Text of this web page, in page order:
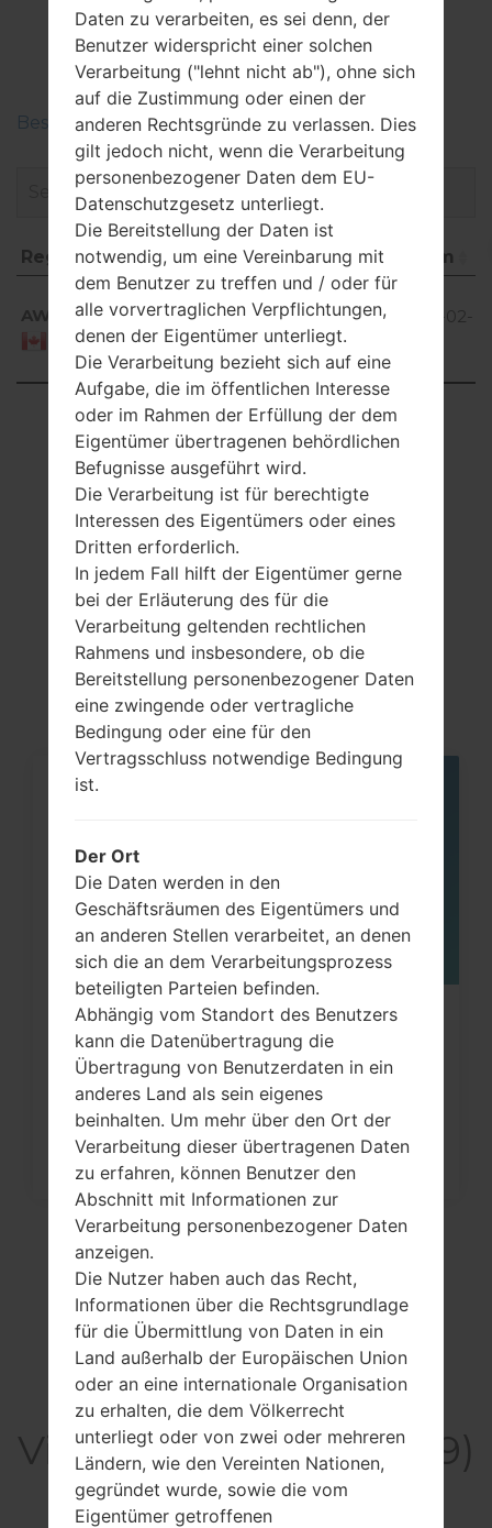
LGP769(LGP769)
akaLG Optimus L9
Beschreiben Sie die Regionen der LG-Firmwaren
Region Dateiname OS Größe Datum
Region
Dateiname OS Größe
AWC
Canada
V21D_00.kdz
Android
4.1-4.3
Jelly
Bean
593.58
MiB
2017-02-
Showing 1 to 1 of 1 entries
Previous 1
Artikel
LGP769(LGP769)
akaLG Optimus L9
Wie kann man die
Werkseinstellungen durch Menü
auf...
Video LGP769(LGP769)
akaLG Optimus L9
Daten zu verarbeiten, es sei denn, der
Benutzer widerspricht einer solchen
Verarbeitung ("lehnt nicht ab"), ohne sich
auf die Zustimmung oder einen der
anderen Rechtsgründe zu verlassen. Dies
gilt jedoch nicht, wenn die Verarbeitung
personenbezogener Daten dem EU-
Datenschutzgesetz unterliegt.
Die Bereitstellung der Daten ist
notwendig, um eine Vereinbarung mit
dem Benutzer zu treffen und / oder für
alle vorvertraglichen Verpflichtungen,
denen der Eigentümer unterliegt.
Die Verarbeitung bezieht sich auf eine
Aufgabe, die im öffentlichen Interesse
oder im Rahmen der Erfüllung der dem
Eigentümer übertragenen behördlichen
Befugnisse ausgeführt wird.
Die Verarbeitung ist für berechtigte
Interessen des Eigentümers oder eines
Dritten erforderlich.
In jedem Fall hilft der Eigentümer gerne
bei der Erläuterung des für die
Verarbeitung geltenden rechtlichen
Rahmens und insbesondere, ob die
Bereitstellung personenbezogener Daten
eine zwingende oder vertragliche
Bedingung oder eine für den
Vertragsschluss notwendige Bedingung
ist.
Der Ort
Die Daten werden in den
Geschäftsräumen des Eigentümers und
an anderen Stellen verarbeitet, an denen
sich die an dem Verarbeitungsprozess
beteiligten Parteien befinden.
Abhängig vom Standort des Benutzers
kann die Datenübertragung die
Übertragung von Benutzerdaten in ein
anderes Land als sein eigenes
beinhalten. Um mehr über den Ort der
Verarbeitung dieser übertragenen Daten
zu erfahren, können Benutzer den
Abschnitt mit Informationen zur
Verarbeitung personenbezogener Daten
anzeigen.
Die Nutzer haben auch das Recht,
Informationen über die Rechtsgrundlage
für die Übermittlung von Daten in ein
Land außerhalb der Europäischen Union
oder an eine internationale Organisation
zu erhalten, die dem Völkerrecht
unterliegt oder von zwei oder mehreren
Ländern, wie den Vereinten Nationen,
gegründet wurde, sowie die vom
Eigentümer getroffenen